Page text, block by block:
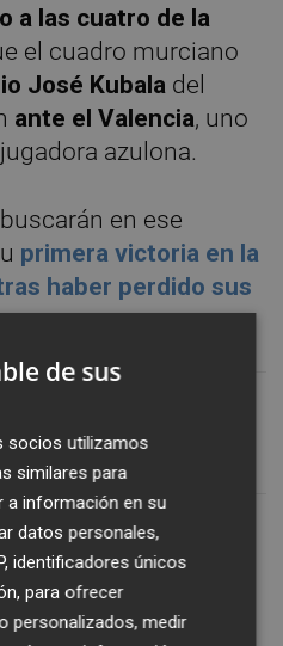
a las cuatro de la
el cuadro murciano
José Kubala del
ante el Valencia, uno
azulona.
en ese
primera victoria en la
haber perdido sus
de sus
socios utilizamos
similares para
a información en su
datos personales,
identificadores únicos
para ofrecer
personalizados, medir